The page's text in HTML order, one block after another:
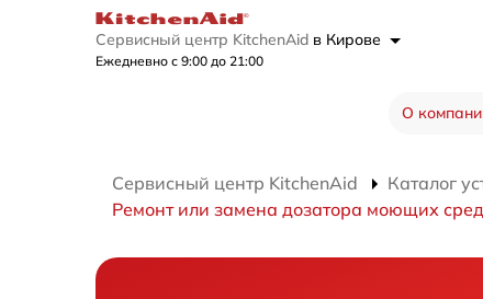
Сервисный центр KitchenAid в Кирове
Ежедневно с 9:00 до 21:00
О
Сервисный центр KitchenAid Каталог
Ремонт или замена дозатора моющих